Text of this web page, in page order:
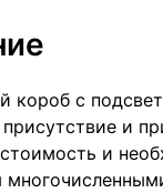
короб с
и
и